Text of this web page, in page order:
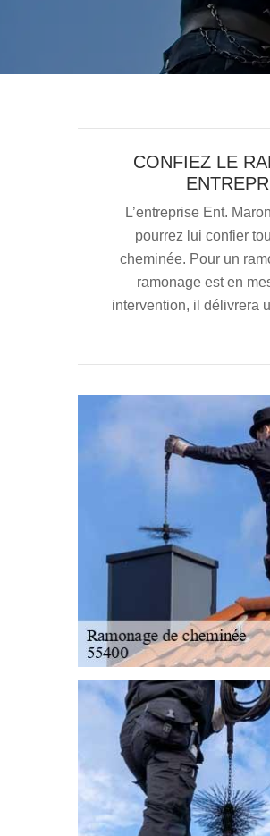
CONFIEZ LE
L’entreprise Ent.
pourrez lui confier
cheminée. Pour un
ramonage est en
intervention, il délivrera